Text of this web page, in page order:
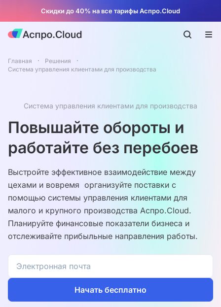
Скидки до 40% на все тарифы Аспро.Cloud
Главная
Решения
Система управления клиентами для производства
Система управления клиентами для производства
Повышайте обороты и
работайте без перебоев
Выстройте эффективное взаимодействие между
цехами и вовремя организуйте поставки с
помощью системы управления клиентами для
малого и крупного производства Аспро.Cloud.
Планируйте финансовые показатели бизнеса и
отслеживайте прибыльные направления работы.
Начать бесплатно